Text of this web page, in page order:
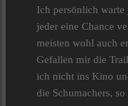
Ich persönlich
jeder eine Chance
meisten wohl auch
Gefallen mir die
ich nicht ins Kino
die Schumachers,